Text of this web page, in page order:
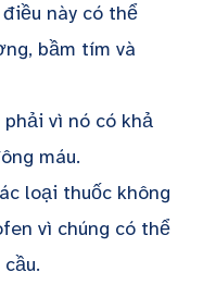
này có thể
bầm tím và
vì nó có khả
máu.
loại thuốc không
vì chúng có thể